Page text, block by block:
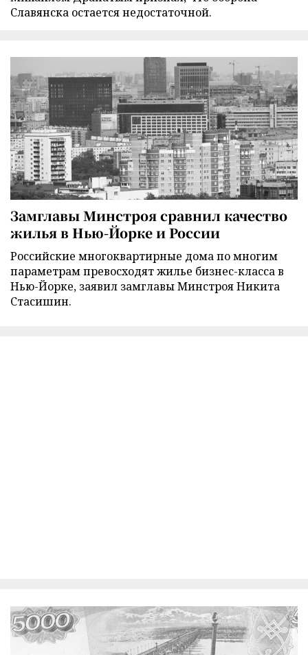
Славянска остается недостаточной.
Замглавы Минстроя сравнил качество
жилья в Нью-Йорке и России
Российские многоквартирные дома по многим
параметрам превосходят жилье бизнес-класса в
Нью-Йорке, заявил замглавы Минстроя Никита
Стасишин.